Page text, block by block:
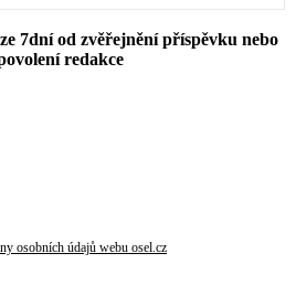
7dní od zvěřejnění příspěvku nebo
redakce
osobních údajů webu osel.cz